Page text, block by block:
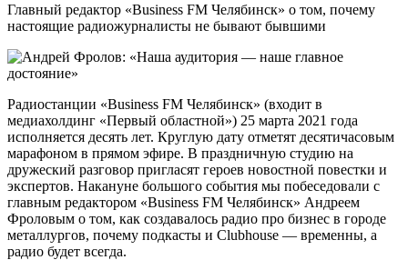
Главный редактор «Business FM Челябинск» о том, почему
настоящие радиожурналисты не бывают бывшими
Радиостанции «Business FM Челябинск» (входит в
медиахолдинг «Первый областной») 25 марта 2021 года
исполняется десять лет. Круглую дату отметят десятичасовым
марафоном в прямом эфире. В праздничную студию на
дружеский разговор пригласят героев новостной повестки и
экспертов. Накануне большого события мы побеседовали с
главным редактором «Business FM Челябинск» Андреем
Фроловым о том, как создавалось радио про бизнес в городе
металлургов, почему подкасты и Clubhouse — временны, а
радио будет всегда.